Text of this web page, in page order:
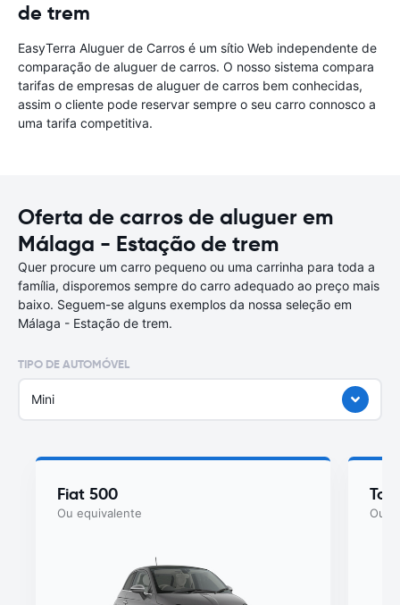
de trem
EasyTerra Aluguer de Carros é um sítio Web independente de
comparação de aluguer de carros. O nosso sistema compara
tarifas de empresas de aluguer de carros bem conhecidas,
assim o cliente pode reservar sempre o seu carro connosco a
uma tarifa competitiva.
Oferta de carros de aluguer em
Málaga - Estação de trem
Quer procure um carro pequeno ou uma carrinha para toda a
família, disporemos sempre do carro adequado ao preço mais
baixo. Seguem-se alguns exemplos da nossa seleção em
Málaga - Estação de trem.
TIPO DE AUTOMÓVEL
Mini
Fiat 500
Ou equivalente Ou